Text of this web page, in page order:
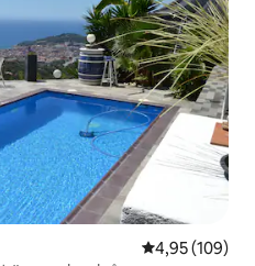
4,95 av 5 i
4,95 (109)